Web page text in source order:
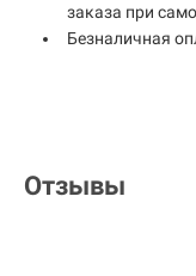
заказа при
Безналичная
Отзывы